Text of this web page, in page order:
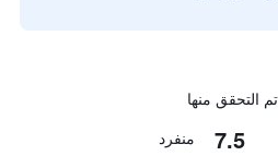
7.5 منفرد